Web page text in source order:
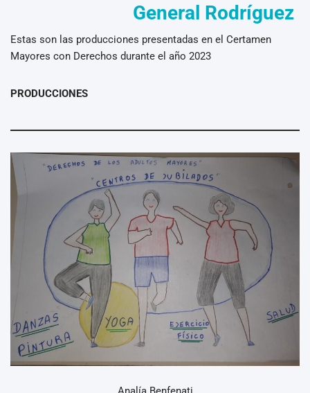
General Rodríguez
Estas son las producciones presentadas en el Certamen
Mayores con Derechos durante el año 2023
PRODUCCIONES